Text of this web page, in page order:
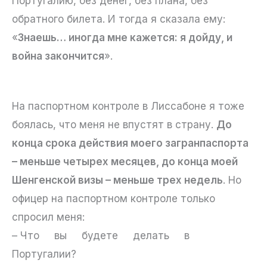
обратного билета. И тогда я сказала ему:
«Знаешь… иногда мне кажется: я дойду, и
война закончится».
На паспортном контроле в Лиссабоне я тоже
боялась, что меня не впустят в страну. До
конца срока действия моего загранпаспорта
– меньше четырех месяцев, до конца моей
Шенгенской визы – меньше трех недель. Но
офицер на паспортном контроле только
спросил меня:
– Что вы будете делать в
Португалии?